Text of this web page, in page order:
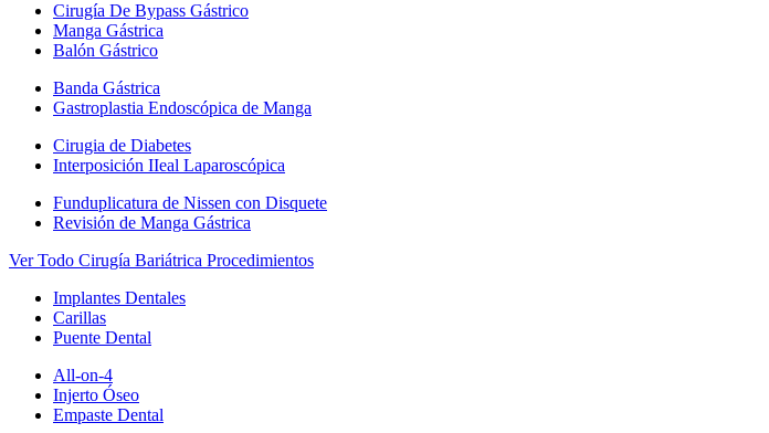
Cirugía De Bypass Gástrico
Manga Gástrica
Balón Gástrico
Banda Gástrica
Gastroplastia Endoscópica de Manga
Cirugia de Diabetes
Interposición IIeal Laparoscópica
Funduplicatura de Nissen con Disquete
Revisión de Manga Gástrica
Ver Todo Cirugía Bariátrica Procedimientos
Implantes Dentales
Carillas
Puente Dental
All-on-4
Injerto Óseo
Empaste Dental